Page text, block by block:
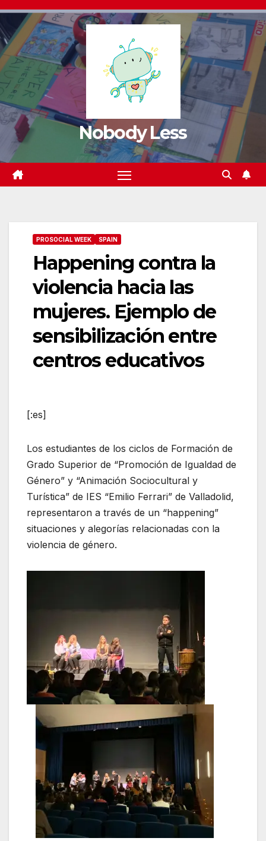
Nobody Less
PROSOCIAL WEEK SPAIN
Happening contra la
violencia hacia las
mujeres. Ejemplo de
sensibilización entre
centros educativos
[:es]
Los estudiantes de los ciclos de Formación de
Grado Superior de “Promoción de Igualdad de
Género” y “Animación Sociocultural y
Turística” de IES “Emilio Ferrari” de Valladolid,
representaron a través de un “happening”
situaciones y alegorías relacionadas con la
violencia de género.